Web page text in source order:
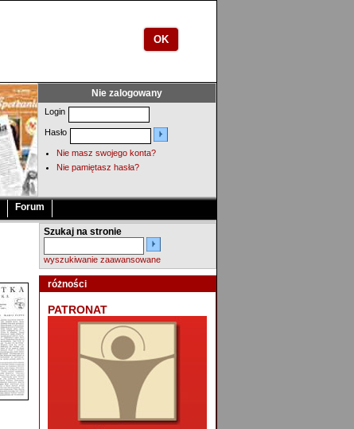
OK
Nie zalogowany
Login
Hasło
Nie masz swojego konta?
Nie pamiętasz hasła?
Forum
Szukaj na stronie
wyszukiwanie zaawansowane
różności
PATRONAT